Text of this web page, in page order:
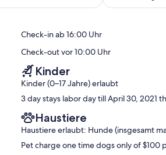
10,
Check-in ab 16:00 Uhr
Check-out vor 10:00 Uhr
Kinder
Kinder (0–17 Jahre) erlaubt
3 day stays labor day till April 30, 2021
Haustiere
Haustiere erlaubt: Hunde (insgesamt
Pet charge one time dogs only of $100